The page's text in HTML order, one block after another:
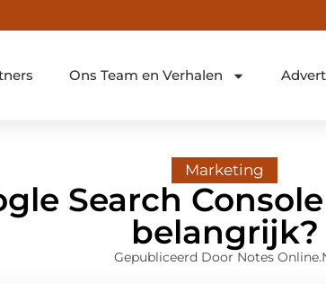
Ons Team en Verhalen
Marketing
Search
belangrijk?
Gepubliceerd Door Notes